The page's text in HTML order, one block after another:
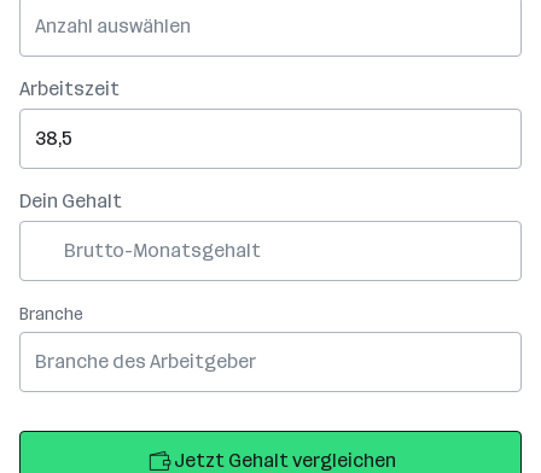
Anzahl auswählen
Arbeitszeit
Dein Gehalt
Branche
Branche des Arbeitgeber
Jetzt Gehalt vergleichen